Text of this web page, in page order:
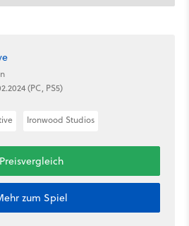
(PC, PS5)
Ironwood Studios
Preisvergleich
zum Spiel